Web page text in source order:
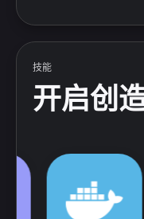
技能
开启创
AfterEffect
Docker